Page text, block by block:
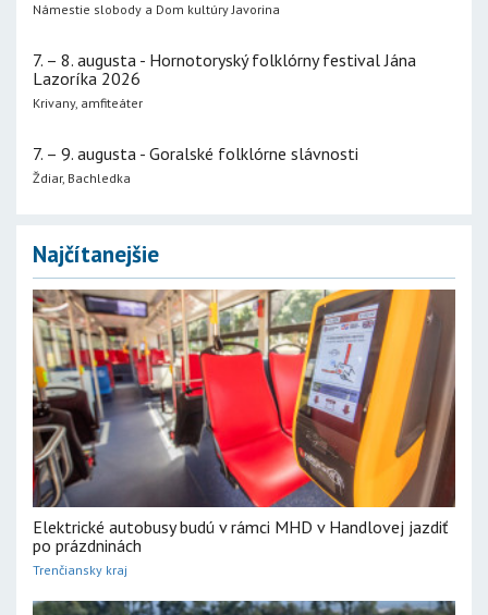
Námestie slobody a Dom kultúry Javorina
7. – 8. augusta - Hornotoryský folklórny festival Jána
Lazoríka 2026
Krivany, amfiteáter
7. – 9. augusta - Goralské folklórne slávnosti
Ždiar, Bachledka
Najčítanejšie
Elektrické autobusy budú v rámci MHD v Handlovej jazdiť
po prázdninách
Trenčiansky kraj